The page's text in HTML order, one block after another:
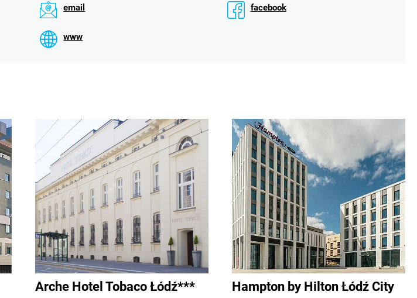
email facebook
www
Arche Hotel Tobaco Łódź***
Hampton by Hilton Łódź City